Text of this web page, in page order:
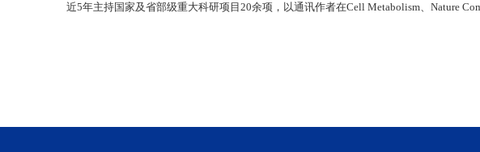
近5年主持国家及省部级重大科研项目20余项，以通讯作者在Cell Metabolism、Nature